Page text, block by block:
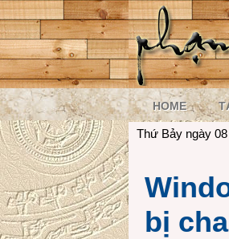
HOME
Thứ Bảy ngày
bị